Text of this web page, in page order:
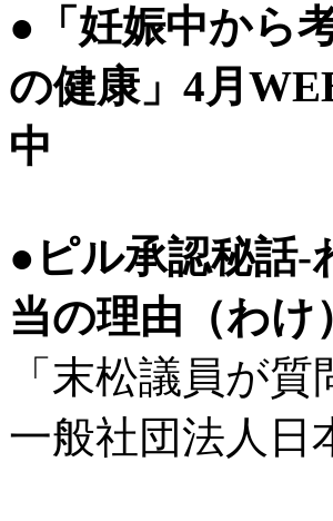
●「妊娠中から
の健康」4月
中
●ピル承認秘話-
当の理由（わけ
「末松議員が
一般社団法人日